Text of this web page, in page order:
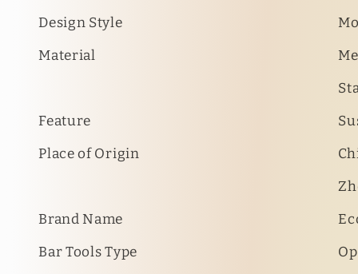
Design Style
Material
Feature
Place of Origin
Brand Name
Bar Tools Type